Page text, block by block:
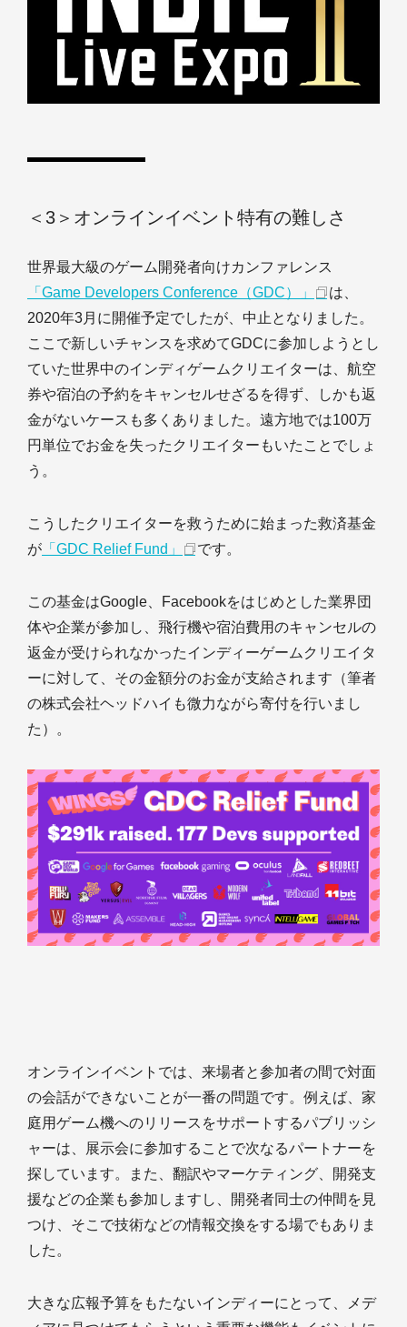
＜3＞オンラインイベント特有の難しさ
世界最大級のゲーム開発者向けカンファレンス
「Game Developers Conference（GDC）」
は、
2020年3月に開催予定でしたが、中止となりました。
ここで新しいチャンスを求めてGDCに参加しようとし
ていた世界中のインディゲームクリエイターは、航空
券や宿泊の予約をキャンセルせざるを得ず、しかも返
金がないケースも多くありました。遠方地では100万
円単位でお金を失ったクリエイターもいたことでしょ
う。
こうしたクリエイターを救うために始まった救済基金
が 「GDC Relief Fund」 です。
この基金はGoogle、Facebookをはじめとした業界団
体や企業が参加し、飛行機や宿泊費用のキャンセルの
返金が受けられなかったインディーゲームクリエイタ
ーに対して、その金額分のお金が支給されます（筆者
の株式会社ヘッドハイも微力ながら寄付を行いまし
た）。
オンラインイベントでは、来場者と参加者の間で対面
の会話ができないことが一番の問題です。例えば、家
庭用ゲーム機へのリリースをサポートするパブリッシ
ャーは、展示会に参加することで次なるパートナーを
探しています。また、翻訳やマーケティング、開発支
援などの企業も参加しますし、開発者同士の仲間を見
つけ、そこで技術などの情報交換をする場でもありま
した。
大きな広報予算をもたないインディーにとって、メデ